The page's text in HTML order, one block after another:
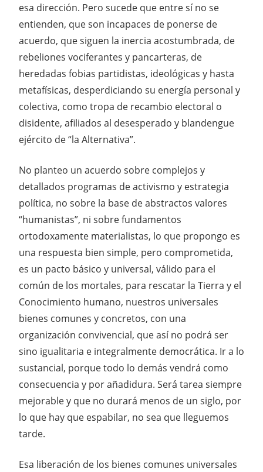
esa dirección. Pero sucede que entre sí no se
entienden, que son incapaces de ponerse de
acuerdo, que siguen la inercia acostumbrada, de
rebeliones vociferantes y pancarteras, de
heredadas fobias partidistas, ideológicas y hasta
metafísicas, desperdiciando su energía personal y
colectiva, como tropa de recambio electoral o
disidente, afiliados al desesperado y blandengue
ejército de “la Alternativa”.
No planteo un acuerdo sobre complejos y
detallados programas de activismo y estrategia
política, no sobre la base de abstractos valores
“humanistas”, ni sobre fundamentos
ortodoxamente materialistas, lo que propongo es
una respuesta bien simple, pero comprometida,
es un pacto básico y universal, válido para el
común de los mortales, para rescatar la Tierra y el
Conocimiento humano, nuestros universales
bienes comunes y concretos, con una
organización convivencial, que así no podrá ser
sino igualitaria e integralmente democrática. Ir a lo
sustancial, porque todo lo demás vendrá como
consecuencia y por añadidura. Será tarea siempre
mejorable y que no durará menos de un siglo, por
lo que hay que espabilar, no sea que lleguemos
tarde.
Esa liberación de los bienes comunes universales